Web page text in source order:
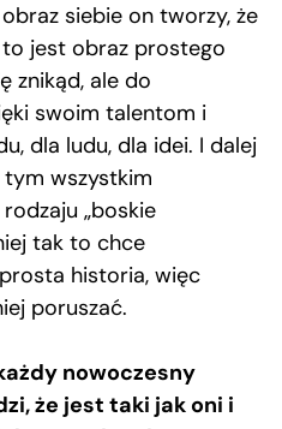
siebie on tworzy, że
jest obraz prostego
znikąd, ale do
swoim talentom i
dla ludu, dla idei. I dalej
wszystkim
„boskie
tak to chce
historia, więc
poruszać.
nowoczesny
że jest taki jak oni i